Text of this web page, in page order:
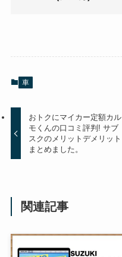
車
おトクにマイカー定額カル
モくんの口コミ評判! サブ
スクのメリットデメリット
まとめました。
関連記事